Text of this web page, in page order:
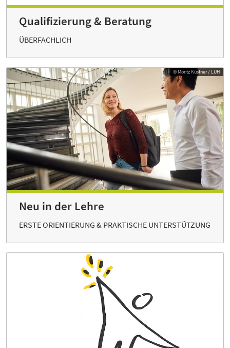
Qualifizierung & Beratung
ÜBERFACHLICH
© Moritz Küstner / LUH
Neu in der Lehre
ERSTE ORIENTIERUNG & PRAKTISCHE UNTERSTÜTZUNG